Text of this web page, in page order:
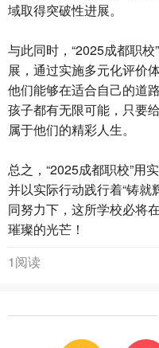
域取得突破性进展。
与此同时，“2025成都职
展，通过实施多元化评价
他们能够在适合自己的道
孩子都有无限可能，只要
属于他们的精彩人生。
总之，“2025成都职校”用
并以实际行动践行着“铸就
同努力下，这所学校必将
璀璨的光芒！
1阅读